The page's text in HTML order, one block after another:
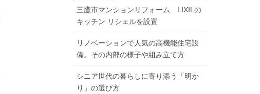
三鷹市マンションリフォーム LIXILの
キッチン リシェルを設置
リノベーションで人気の高機能住宅設
備。その内部の様子や組み立て方
シニア世代の暮らしに寄り添う「明か
り」の選び方